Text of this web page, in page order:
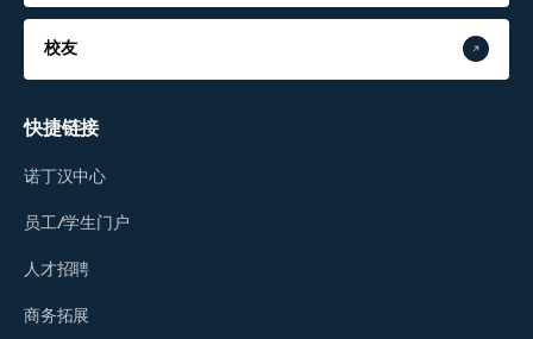
校友
快捷链接
诺丁汉中心
员工/学生门户
人才招聘
商务拓展